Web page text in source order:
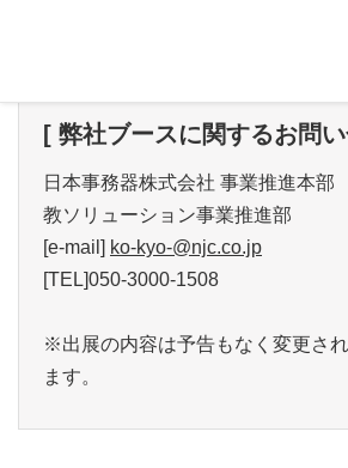
[ 弊社ブースに関するお問
日本事務器株式会社 事業推進本
教ソリューション事業推進部
[e-mail]
ko-kyo-@njc.co.jp
[TEL]050-3000-1508
※出展の内容は予告もなく変更さ
ます。